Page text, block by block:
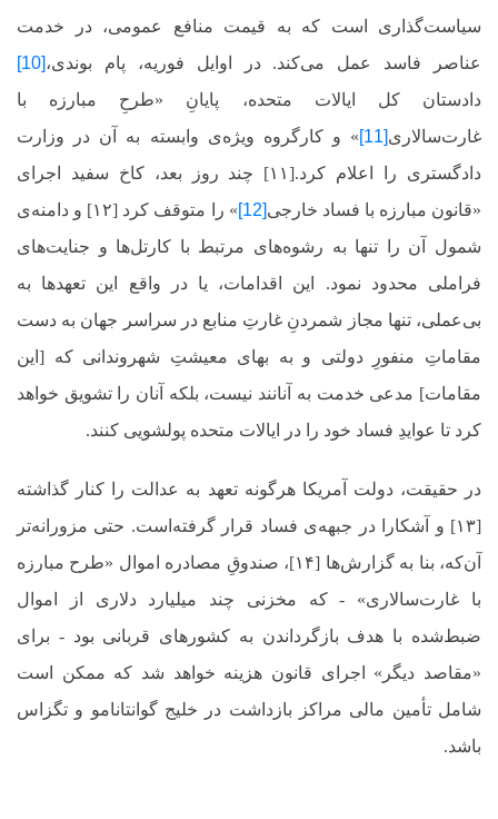
سیاست‌گذاری است که به قیمت منافع عمومی، در خدمت
عناصر فاسد عمل می‌کند. در اوایل فوریه، پام بوندی،[10]
دادستان کل ایالات متحده، پایانِ «طرحِ مبارزه با
غارت‌سالاری[11]
» و کارگروه ویژه‌ی وابسته به آن در وزارت
دادگستری را اعلام کرد.[۱۱] چند روز بعد، کاخ سفید اجرای
«قانون مبارزه با فساد خارجی[12]
»
را متوقف کرد [۱۲] و دامنه‌ی
شمول آن را تنها به رشوه‌های مرتبط با کارتل‌ها و جنایت‌های
فراملی محدود نمود. این اقدامات، یا در واقع این تعهدها به
بی‌عملی، تنها مجاز شمردنِ غارتِ منابع در سراسر جهان به دست
مقاماتِ منفورِ دولتی و به بهای معیشتِ شهروندانی که [این
مقامات] مدعی خدمت به آنانند نیست، بلکه آنان را تشویق خواهد
کرد تا عوایدِ فساد خود را در ایالات متحده پولشویی کنند.
در حقیقت، دولت آمریکا هرگونه تعهد به عدالت را کنار گذاشته
[۱۳] و آشکارا در جبهه‌ی فساد قرار گرفته‌است. حتی مزورانه‌تر
آن‌که، بنا به گزارش‌ها [۱۴]، صندوقِ مصادره اموال «طرح مبارزه
با غارت‌سالاری» -که مخزنی چند میلیارد دلاری از اموال
ضبط‌شده با هدف بازگرداندن به کشورهای قربانی بود-
برای
«مقاصد دیگر» اجرای قانون هزینه خواهد شد که ممکن است
شامل تأمین مالی مراکز بازداشت در خلیج گوانتانامو و تگزاس
باشد.